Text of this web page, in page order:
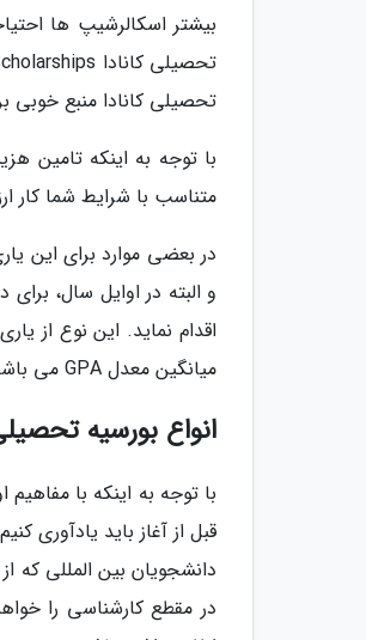
بیشتر اسکالرشیپ ها
تحصیلی کانادا منبع خوبی
با توجه به اینکه تامین
متناسب با شرایط شما کار
در بعضی موارد برای این
و البته در اوایل سال،
اقدام نماید. این نوع از
میانگین معدل GPA می باشد که به صورت خودکار به فرد تعلق می گیرد.
انواع بورسیه
با توجه به اینکه با
قبل از آغاز باید یادآوری
دانشجویان بین المللی که
در مقطع کارشناسی را